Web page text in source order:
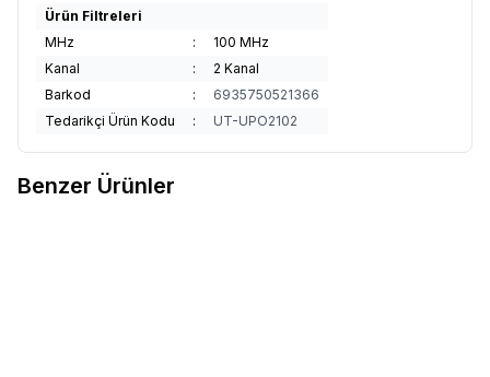
Ürün Filtreleri
MHz
:
100 MHz
Kanal
:
2 Kanal
Barkod
:
6935750521366
Tedarikçi Ürün Kodu
: UT-UPO2102
Benzer Ürünler